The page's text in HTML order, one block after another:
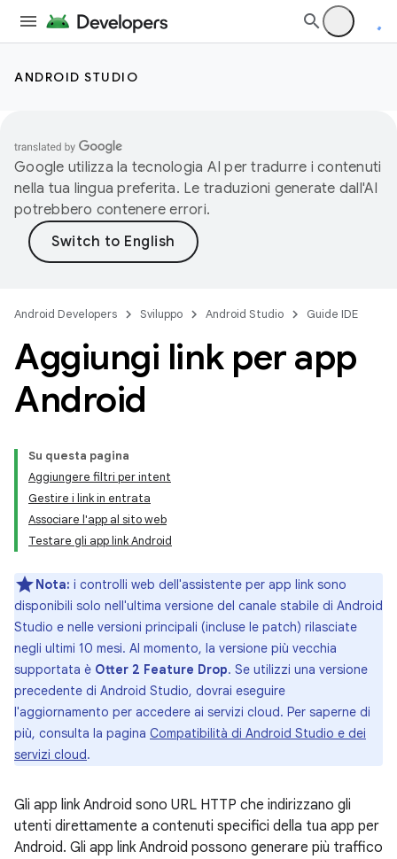
ANDROID STUDIO
Google utilizza la tecnologia AI per tradurre i contenuti
nella tua lingua preferita. Le traduzioni generate dall'AI
potrebbero contenere errori.
Android Developers Sviluppo Android Studio Guide IDE
Aggiungi link per app
Android
Su questa pagina
Aggiungere filtri per intent
Gestire i link in entrata
Associare l'app al sito web
Testare gli app link Android
Nota: i controlli web dell'assistente per app link sono
disponibili solo nell'ultima versione del canale stabile di Android
Studio e nelle versioni principali (incluse le patch) rilasciate
negli ultimi 10 mesi. Al momento, la versione più vecchia
supportata è Otter 2 Feature Drop. Se utilizzi una versione
precedente di Android Studio, dovrai eseguire
l'aggiornamento per accedere ai servizi cloud. Per saperne di
più, consulta la pagina Compatibilità di Android Studio e dei
servizi cloud.
Gli app link Android sono URL HTTP che indirizzano gli
utenti direttamente a contenuti specifici della tua app per
Android. Gli app link Android possono generare più traffico